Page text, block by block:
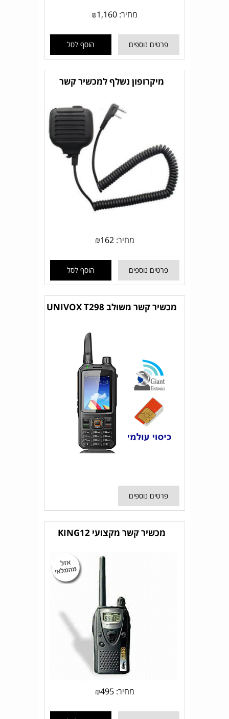
מחיר: ₪1,160
פרטים נוספים הוסף לסל
מיקרופון נשלף למכשיר קשר
מחיר: ₪162
פרטים נוספים הוסף לסל
מכשיר קשר משולב UNIVOX T298
פרטים נוספים
מכשיר קשר מקצועי KING12
מחיר: ₪495